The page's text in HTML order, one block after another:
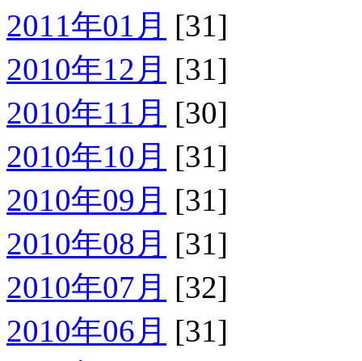
2011年01月 [31]
2010年12月 [31]
2010年11月 [30]
2010年10月 [31]
2010年09月 [31]
2010年08月 [31]
2010年07月 [32]
2010年06月 [31]